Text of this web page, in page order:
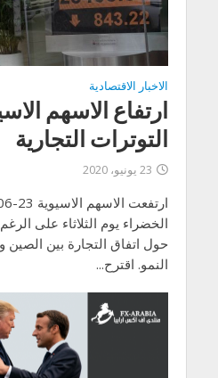
الاخبار الاقتصادية
ارتفاع الاسهم
التوترات التجارية
23 يونيو، 2020
الخضراء يوم الثلاثاء على
حول اتفاق التجارة بين الصين
النمو. اقترح...